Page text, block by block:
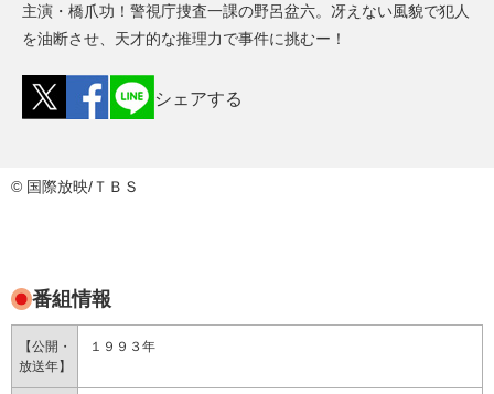
主演・橋爪功！警視庁捜査一課の野呂盆六。冴えない風貌で犯人
を油断させ、天才的な推理力で事件に挑むー！
シェアする
© 国際放映/ＴＢＳ
番組情報
【公開・
放送年】
１９９３年